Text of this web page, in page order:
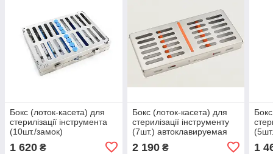
Бокс (лоток-касета) для
стерилізації інструмента
(10шт./замок)
автоклавируемая кассета
1 620 ₴
Бокс (лоток-касета) для
стерилізації інструменту
(7шт.) автоклавируемая
2 190₴ 1